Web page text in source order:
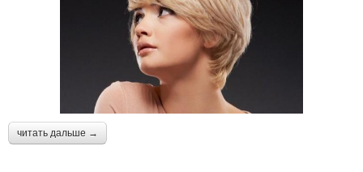
читать дальше →